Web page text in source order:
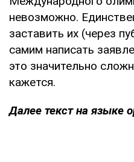
невозможно.
заставить их (через
самим написать
это значительно
кажется.
Далее текст на языке